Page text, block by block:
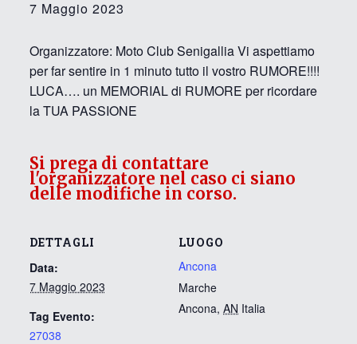
7 Maggio 2023
Organizzatore: Moto Club Senigallia Vi aspettiamo
per far sentire in 1 minuto tutto il vostro RUMORE!!!!
LUCA…. un MEMORIAL di RUMORE per ricordare
la TUA PASSIONE
DETTAGLI
Data:
7 Maggio 2023
Tag Evento:
27038
LUOGO
Ancona
Marche
Ancona, AN Italia
Si prega di contattare
l'organizzatore nel caso ci siano
delle modifiche in corso.